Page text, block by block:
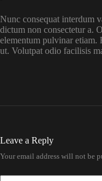
Nunc consequat interdum
dictum non consectetur a.
elementum pulvinar etiam.
ut. Volutpat odio facilisis
Leave a Reply
Your email address will not be